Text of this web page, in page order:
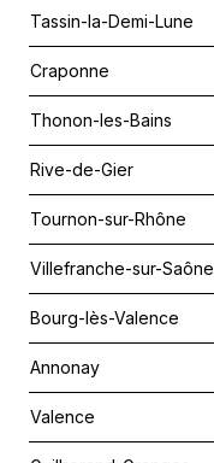
Tassin-la-Demi-Lune
Craponne
Thonon-les-Bains
Rive-de-Gier
Tournon-sur-Rhône
Villefranche-sur-Saône
Bourg-lès-Valence
Annonay
Valence